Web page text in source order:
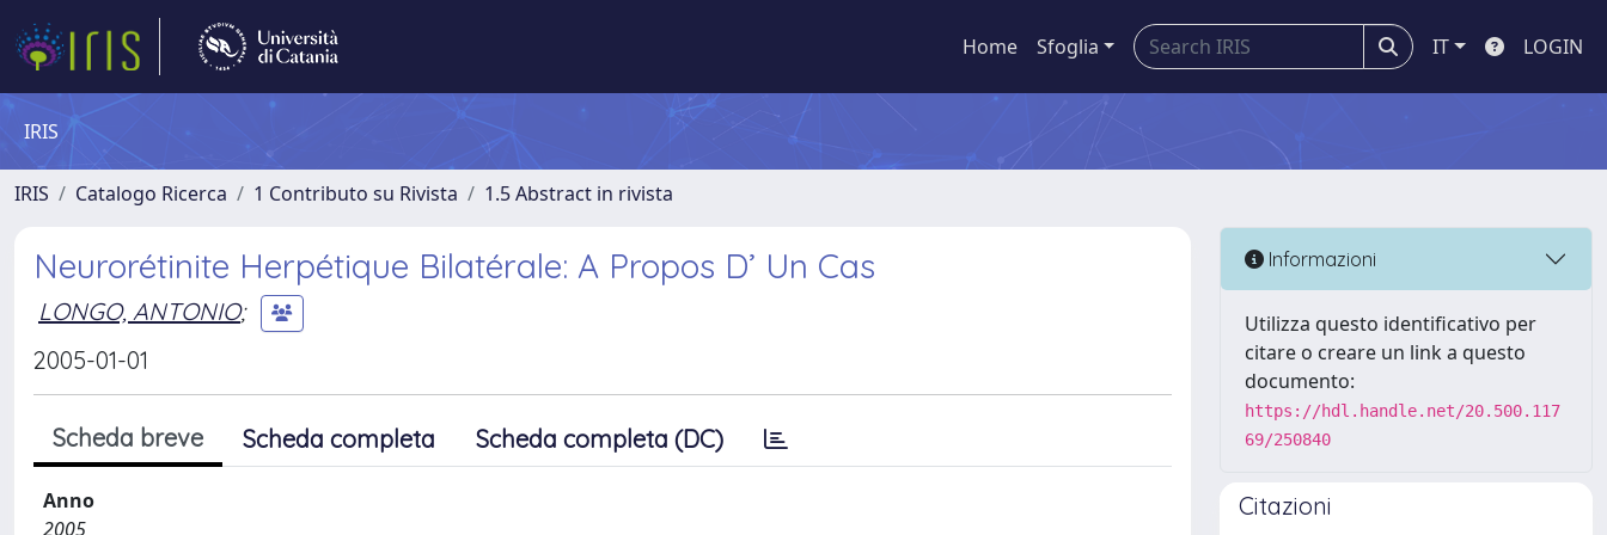
Home Sfoglia IT LOGIN
IRIS
IRIS Catalogo Ricerca 1 Contributo su Rivista 1.5 Abstract in rivista
Neurorétinite Herpétique Bilatérale: A Propos D’ Un Cas
LONGO, ANTONIO;
2005-01-01
Scheda breve Scheda completa Scheda completa (DC)
Anno
2005
Informazioni
Utilizza questo identificativo per
citare o creare un link a questo
documento:
https://hdl.handle.net/20.500.117
69/250840
Citazioni